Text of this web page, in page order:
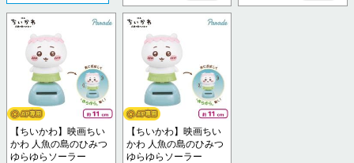
【ちいかわ】映画ちい
かわ 人魚の島のひみつ
ゆらゆらソーラー
【ちいかわ】映画ちい
かわ 人魚の島のひみつ
ゆらゆらソーラー